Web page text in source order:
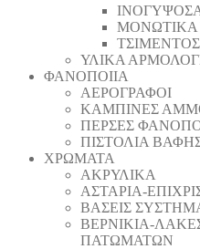
ΜΟΝΩΤΙΚΑ
ΥΛΙΚΑ
ΦΑΝΟΠΟΙΙΑ
ΑΕΡΟΓΡΑΦΟΙ
ΚΑΜΠΙΝΕΣ
ΠΕΡΣΕΣ
ΠΙΣΤΟΛΙΑ
ΧΡΩΜΑΤΑ
ΑΚΡΥΛΙΚΑ
ΑΣΤΑΡΙΑ-
ΒΑΣΕΙΣ
ΒΕΡΝΙΚΙΑ-
ΠΑΤΩΜΑΤΩΝ